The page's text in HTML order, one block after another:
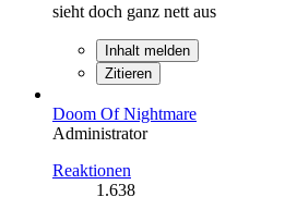
sieht doch ganz nett aus
Inhalt melden
Zitieren
Doom Of Nightmare
Administrator
Reaktionen
1.638